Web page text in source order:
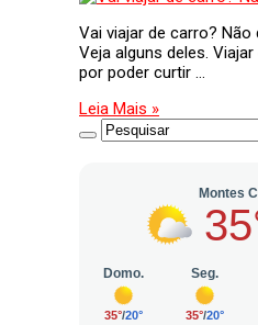
Vai viajar de carro?
Veja alguns deles.
por poder curtir …
Leia Mais »